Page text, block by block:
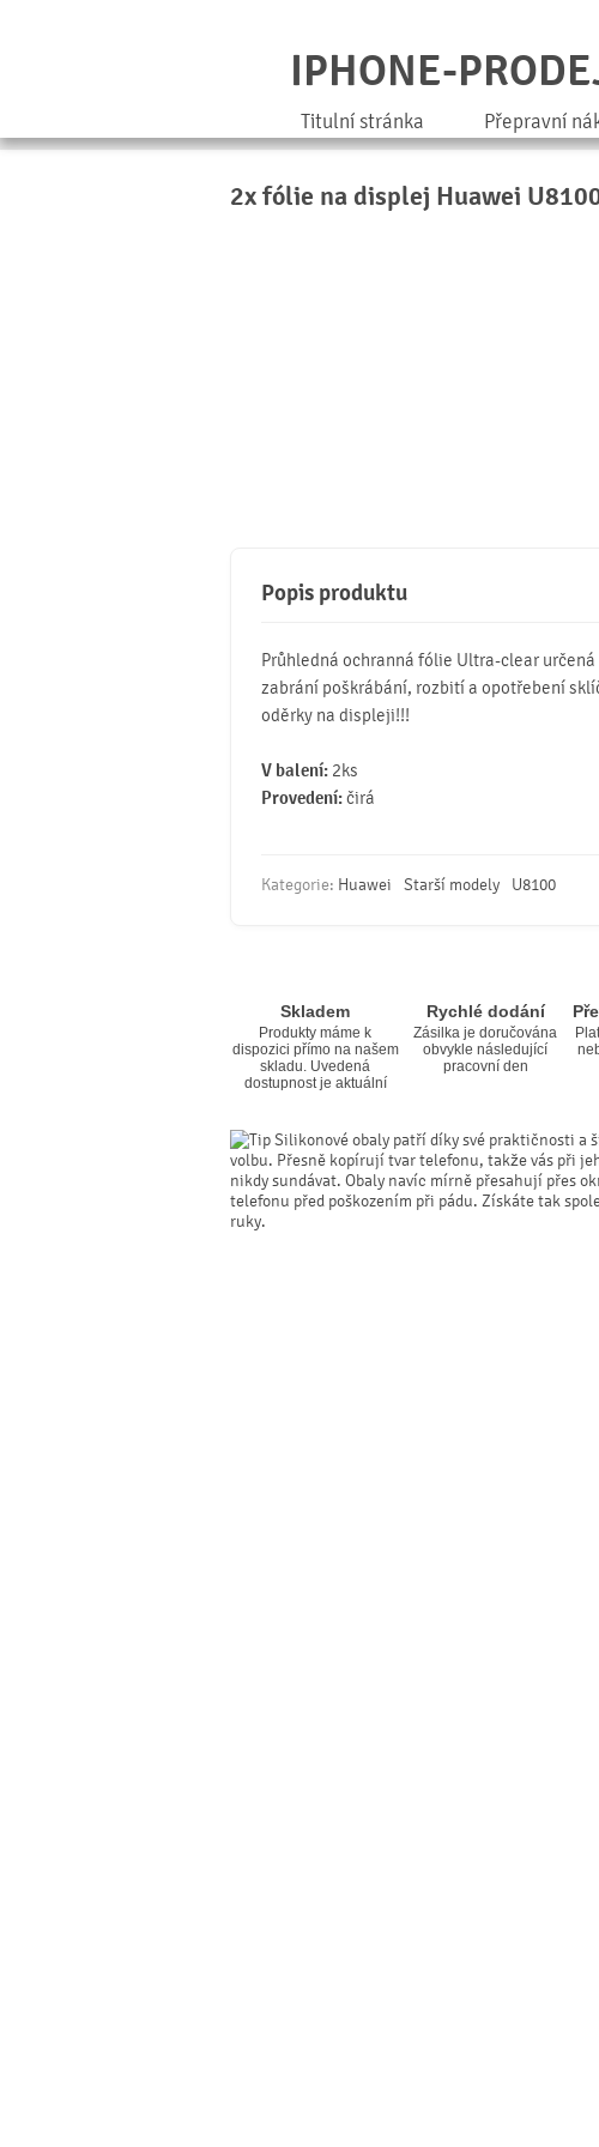
IPHONE-
Titulní stránka Přepravní
2x fólie na displej Huawei
Popis produktu
Průhledná ochranná fólie Ultra-clear
zabrání poškrábání, rozbití a opotřebení
oděrky na displeji!!!
V balení: 2ks
Provedení:čirá
Kategorie: Huawei Starší modely U8100
Skladem
Produkty máme k
dispozici přímo na našem
skladu. Uvedená
dostupnost je aktuální
Rychlé dodání
Zásilka je doručována
obvykle následující
pracovní den
Silikonové obaly patří díky své praktičnosti a
volbu. Přesně kopírují tvar telefonu, takže vás při
nikdy sundávat. Obaly navíc mírně přesahují přes
telefonu před poškozením při pádu. Získáte tak
ruky.